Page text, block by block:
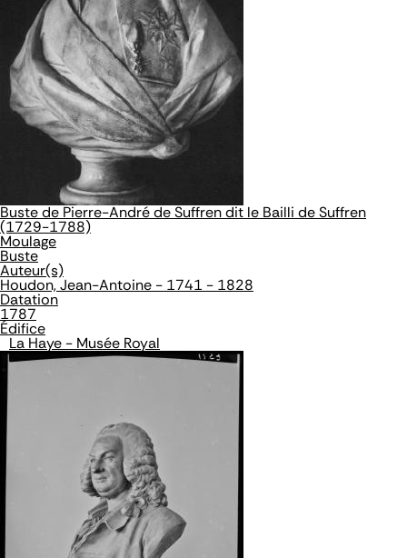
Buste de Pierre-André de Suffren dit le Bailli de Suffren
(1729-1788)
Moulage
Buste
Auteur(s)
Houdon, Jean-Antoine - 1741 - 1828
Datation
1787
Édifice
La Haye - Musée Royal